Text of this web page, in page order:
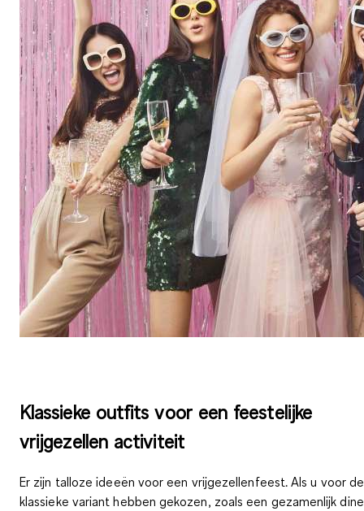
Klassieke outfits voor een feestelijke
vrijgezellen activiteit
Er zijn talloze ideeën voor een vrijgezellenfeest. Als u voor de
klassieke variant hebben gekozen, zoals een gezamenlijk